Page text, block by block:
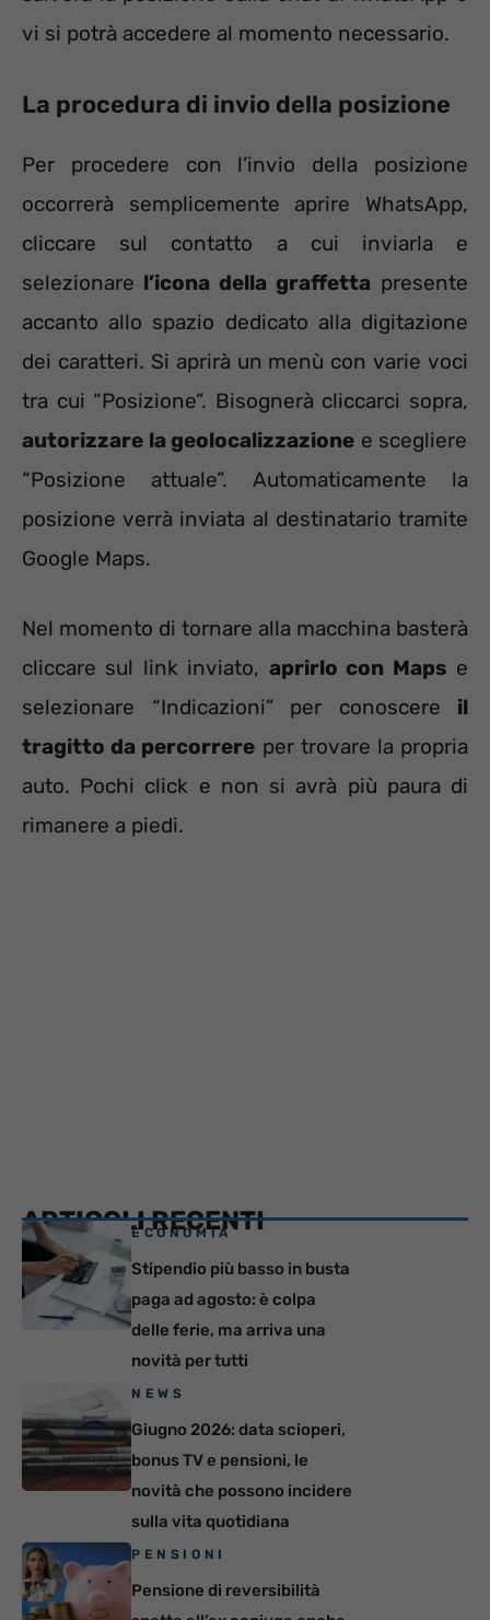
vi si potrà accedere al momento necessario.
La procedura di invio della posizione
Per procedere con l’invio della posizione
occorrerà semplicemente aprire WhatsApp,
cliccare sul contatto a cui inviarla e
selezionare l’icona della graffetta presente
accanto allo spazio dedicato alla digitazione
dei caratteri. Si aprirà un menù con varie voci
tra cui “Posizione”. Bisognerà cliccarci sopra,
autorizzare la geolocalizzazione e scegliere
“Posizione attuale”. Automaticamente la
posizione verrà inviata al destinatario tramite
Google Maps.
Nel momento di tornare alla macchina basterà
cliccare sul link inviato, aprirlo con Maps e
selezionare “Indicazioni” per conoscere il
tragitto da percorrere per trovare la propria
auto. Pochi click e non si avrà più paura di
rimanere a piedi.
ARTICOLI RECENTI
ECONOMIA
Stipendio più basso in busta
paga ad agosto: è colpa
delle ferie, ma arriva una
novità per tutti
NEWS
Giugno 2026: data scioperi,
bonus TV e pensioni, le
novità che possono incidere
sulla vita quotidiana
PENSIONI
Pensione di reversibilità